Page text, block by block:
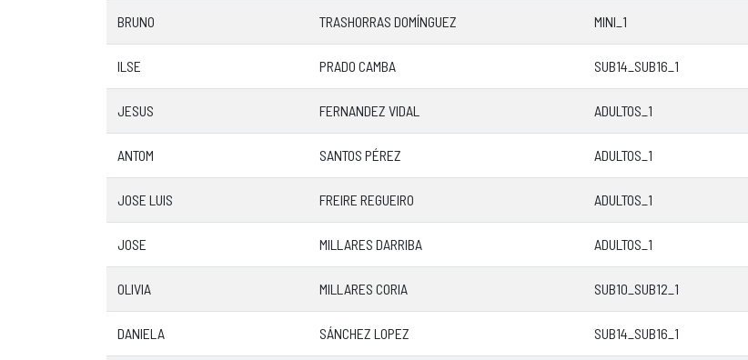
BRUNO TRASHORRAS DOMÍNGUEZ MINI_1
ILSE PRADO CAMBA SUB14_SUB16_1
JESUS FERNANDEZ VIDAL ADULTOS_1
ANTOM SANTOS PÉREZ ADULTOS_1
JOSE LUIS FREIRE REGUEIRO ADULTOS_1
JOSE MILLARES DARRIBA ADULTOS_1
OLIVIA MILLARES CORIA SUB10_SUB12_1
DANIELA SÁNCHEZ LOPEZ SUB14_SUB16_1